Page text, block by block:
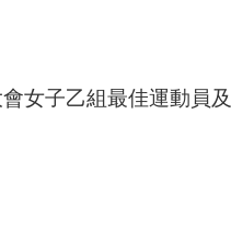
女子乙組最佳運動員及